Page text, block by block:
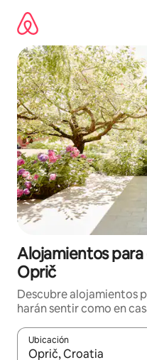
contenido
Alojamientos para
Oprič
Descubre alojamientos
harán sentir como en
Ubicación
Cuando los resultados